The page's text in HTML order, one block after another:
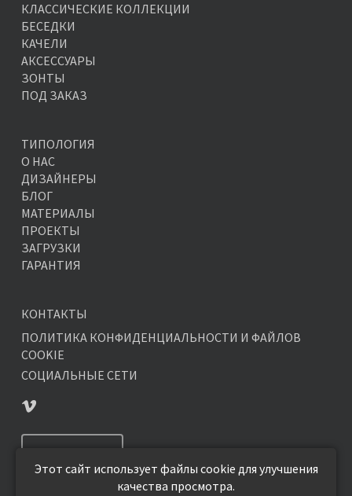
КЛАССИЧЕСКИЕ КОЛЛЕКЦИИ
БЕСЕДКИ
КАЧЕЛИ
АКСЕССУАРЫ
ЗОНТЫ
ПОД ЗАКАЗ
ТИПОЛОГИЯ
О НАС
ДИЗАЙНЕРЫ
БЛОГ
МАТЕРИАЛЫ
ПРОЕКТЫ
ЗАГРУЗКИ
ГАРАНТИЯ
КОНТАКТЫ
ПОЛИТИКА КОНФИДЕНЦИАЛЬНОСТИ И ФАЙЛОВ
COOKIE
СОЦИАЛЬНЫЕ СЕТИ
Этот сайт использует файлы cookie для улучшения
качества просмотра.